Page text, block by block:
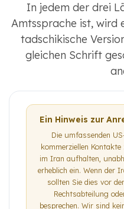
In jedem der drei
Amtssprache ist, wird
tadschikische
gleichen Schrift
Ein Hinweis zur
Die umfassenden
kommerziellen
im Iran aufhalten,
erheblich ein. Wenn der
sollten Sie dies vor
Rechtsabteilung
besprechen. Wir sind